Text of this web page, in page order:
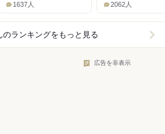
1637人 2062人
のランキングをもっと見る
広告を非表示